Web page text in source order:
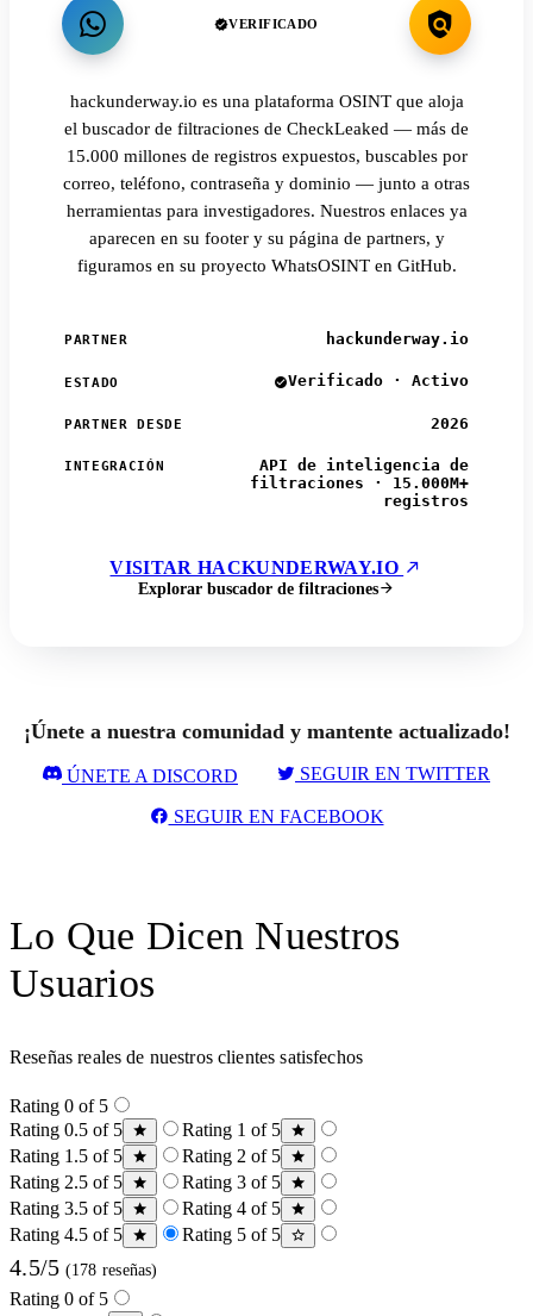
VERIFICADO
hackunderway.io es una plataforma OSINT que aloja
el buscador de filtraciones de CheckLeaked — más de
15.000 millones de registros expuestos, buscables por
correo, teléfono, contraseña y dominio — junto a otras
herramientas para investigadores. Nuestros enlaces ya
aparecen en su footer y su página de partners, y
figuramos en su proyecto WhatsOSINT en GitHub.
PARTNER hackunderway.io
ESTADO Verificado · Activo
PARTNER DESDE 2026
INTEGRACIÓN
API de inteligencia de
filtraciones · 15.000M+
registros
VISITAR HACKUNDERWAY.IO
Explorar buscador de filtraciones
¡Únete a nuestra comunidad y mantente actualizado!
ÚNETE A DISCORD SEGUIR EN TWITTER
SEGUIR EN FACEBOOK
Lo Que Dicen Nuestros
Usuarios
Reseñas reales de nuestros clientes satisfechos
Rating 0 of 5
Rating 0.5 of 5
Rating 1 of 5
Rating 1.5 of 5
Rating 2 of 5
Rating 2.5 of 5
Rating 3 of 5
Rating 3.5 of 5
Rating 4 of 5
Rating 4.5 of 5
Rating 5 of 5
4.5/5 (178 reseñas)
Rating 0 of 5